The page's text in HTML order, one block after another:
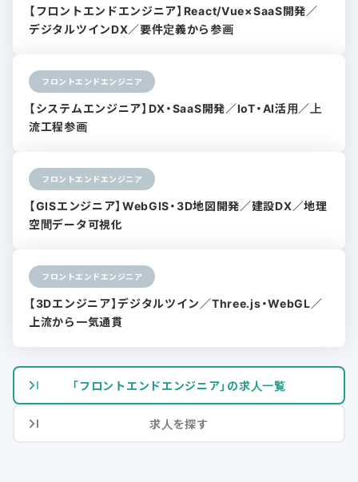
【フロントエンドエンジニア】React/Vue×SaaS開発／
デジタルツインDX／要件定義から参画
フロントエンドエンジニア
【システムエンジニア】DX・SaaS開発／IoT・AI活用／上
流工程参画
フロントエンドエンジニア
【GISエンジニア】WebGIS・3D地図開発／建設DX／地理
空間データ可視化
フロントエンドエンジニア
【3Dエンジニア】デジタルツイン／Three.js・WebGL／
上流から一気通貫
「フロントエンドエンジニア」の求人一覧
求人を探す